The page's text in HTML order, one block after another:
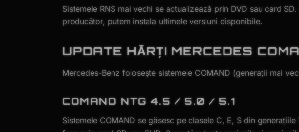
Sistemele RNS mai vechi se actualizează prin DVD sau card
producător, putem instala ultimele versiuni disponibile.
UPDATE HĂRȚI MERCEDES
Mercedes-Benz folosește sistemele COMAND (generații mai
COMAND NTG 4.5 / 5.0 / 5.1
Sistemele COMAND se găsesc pe clasele C, E, S din